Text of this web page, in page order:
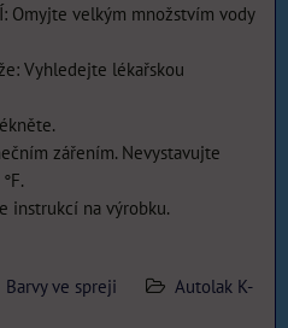
Omyjte velkým množstvím vody
Vyhledejte lékařskou
zářením. Nevystavujte
instrukcí na výrobku.
Barvy ve spreji
Autolak K-